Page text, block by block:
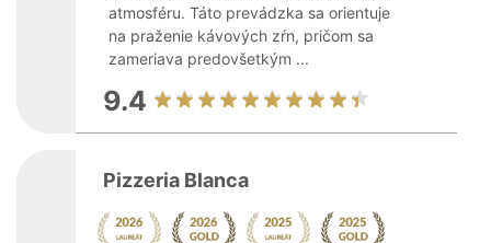
atmosféru. Táto prevádzka sa orientuje
na praženie kávových zŕn, pričom sa
zameriava predovšetkým ...
9.4
Pizzeria Blanca